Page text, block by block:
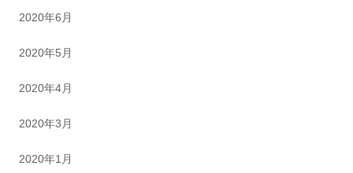
2020年6月
2020年5月
2020年4月
2020年3月
2020年1月